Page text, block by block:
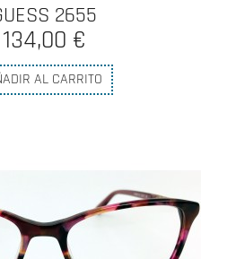
2655
134,00 €
AL CARRITO